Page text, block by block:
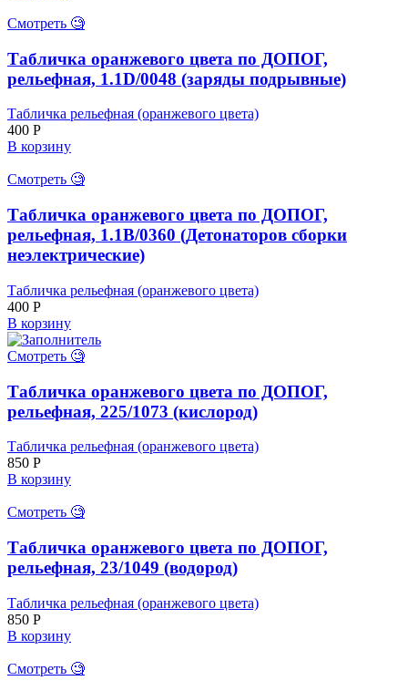
Смотреть 🧐
Табличка оранжевого цвета по ДОПОГ,
рельефная, 1.1D/0048 (заряды подрывные)
Табличка рельефная (оранжевого цвета)
400 Р
В корзину
Смотреть 🧐
Табличка оранжевого цвета по ДОПОГ,
рельефная, 1.1В/0360 (Детонаторов сборки
неэлектрические)
Табличка рельефная (оранжевого цвета)
400 Р
В корзину
Смотреть 🧐
Табличка оранжевого цвета по ДОПОГ,
рельефная, 225/1073 (кислород)
Табличка рельефная (оранжевого цвета)
850 Р
В корзину
Смотреть 🧐
Табличка оранжевого цвета по ДОПОГ,
рельефная, 23/1049 (водород)
Табличка рельефная (оранжевого цвета)
850 Р
В корзину
Смотреть 🧐